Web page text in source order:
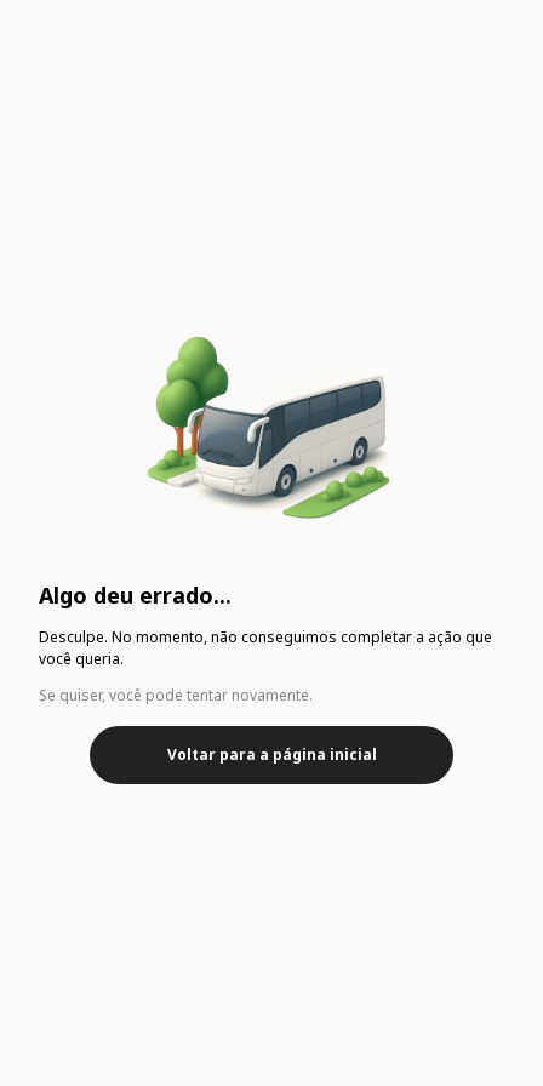
Algo deu errado...
Desculpe. No momento, não conseguimos completar a ação que
você queria.
Se quiser, você pode tentar novamente.
Voltar para a página inicial